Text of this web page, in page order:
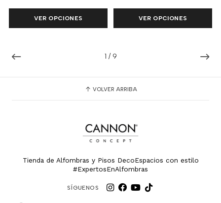
1 / 9
VER OPCIONES VER OPCIONES
VOLVER ARRIBA
Tienda de Alfombras y Pisos DecoEspacios con estilo
#ExpertosEnAlfombras
SÍGUENOS